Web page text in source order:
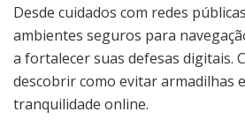
Desde cuidados com redes
ambientes seguros para
a fortalecer suas defesas digitais.
descobrir como evitar armadilhas
tranquilidade online.